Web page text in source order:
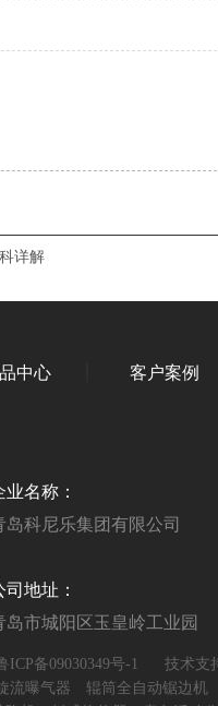
详解
中心 客户案例
业名称：
岛科尼乐集团有限公司
司地址：
岛市城阳区玉皇岭工业园
ICP备09030349号-1 技术支
流曝气器 辊筒全自动锯边机